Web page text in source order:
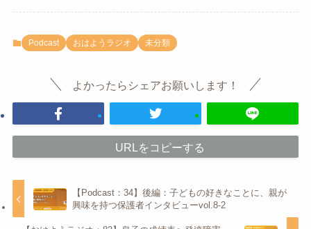
Podcast おはようラジオ 未分類
よかったらシェアお願いします！
URLをコピーする
【Podcast：34】後編：子どもの好きなことに、親が
興味を持つ保護者インタビューvol.8-2